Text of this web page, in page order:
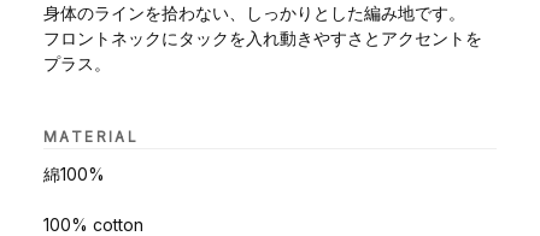
身体のラインを拾わない、しっかりとした編み地です。
フロントネックにタックを入れ動きやすさとアクセントを
プラス。
MATERIAL
綿100%
100% cotton